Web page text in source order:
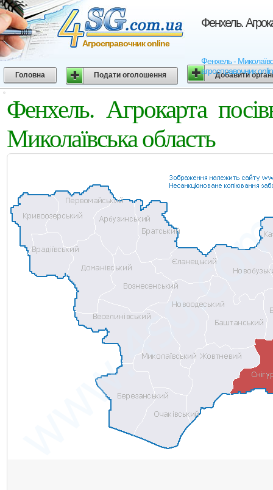
Фенхель.
Фенхель -
агросправочник
Агросправочник online
Головна Подати оголошення Добавити
Фенхель. Агрокарта
Миколаївська область